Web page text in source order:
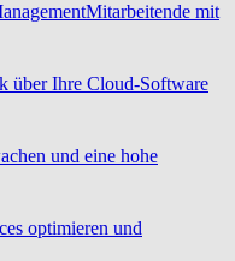
Mitarbeitende mit
über Ihre Cloud-Software
und eine hohe
optimieren und